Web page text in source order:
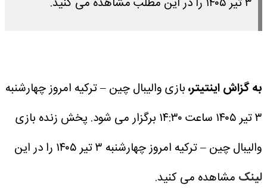
به گزاش اینتیتر،بازی والیبال چین – ترکیه امروز چهارشنبه
۳ تیر ۱۴۰۵ ساعت ۱۴:۳۰ برگزار می شود.
پخش زنده بازی
والیبال چین – ترکیه امروز چهارشنبه ۳ تیر ۱۴۰۵ را در این
لینک مشاهده می کنید.